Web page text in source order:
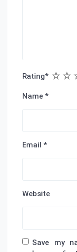
Rating* 3
2
1
Name *
Email *
Website
Save my